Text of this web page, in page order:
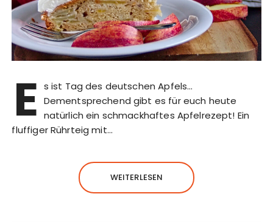
E s ist Tag des deutschen Apfels…
Dementsprechend gibt es für euch heute
natürlich ein schmackhaftes Apfelrezept! Ein
fluffiger Rührteig mit…
WEITERLESEN